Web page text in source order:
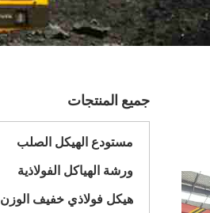
جميع المنتجات
مستودع الهيكل الصلب
ورشة الهياكل الفولاذية
هيكل فولاذي خفيف الوزن